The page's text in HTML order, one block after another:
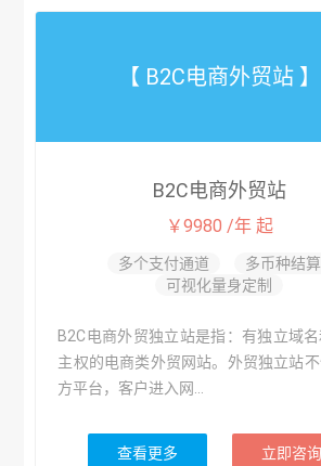
【 B2C电商外贸站 】
B2C电商外贸站
￥9980 /年 起
多个支付通道
多币种结算
可视化量身定制
B2C电商外贸独立站是指：有独立域
主权的电商类外贸网站。外贸独立站
方平台，客户进入网...
查看更多 立即咨询